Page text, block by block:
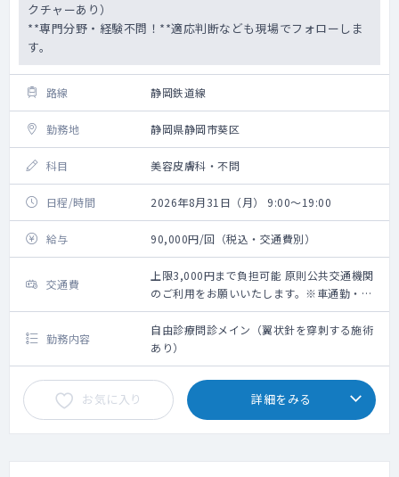
クチャーあり）
**専門分野・経験不問！**適応判断なども現場でフォローしま
す。
路線 静岡鉄道線
勤務地 静岡県静岡市葵区
科目 美容皮膚科・不問
日程/時間 2026年8月31日（月） 9:00～19:00
給与 90,000円/回（税込・交通費別）
交通費
上限3,000円まで負担可能 原則公共交通機関
のご利用をお願いいたします。※車通勤・タ
クシー利用要相談
勤務内容
自由診療問診メイン（翼状針を穿刺する施術
あり）
お気に入り 詳細をみる